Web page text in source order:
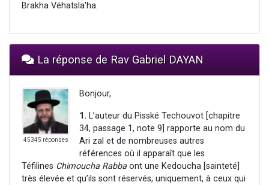
Brakha Véhatsla'ha.
La réponse de Rav Gabriel DAYAN
45345 réponses
Bonjour,
1. L’auteur du Pisské Techouvot [chapitre
34, passage 1, note 9] rapporte au nom du
Ari zal et de nombreuses autres
références où il apparaît que les
Téfilines Chimoucha Rabbaont une Kedoucha [sainteté]
très élevée et qu’ils sont réservés, uniquement, à ceux qui